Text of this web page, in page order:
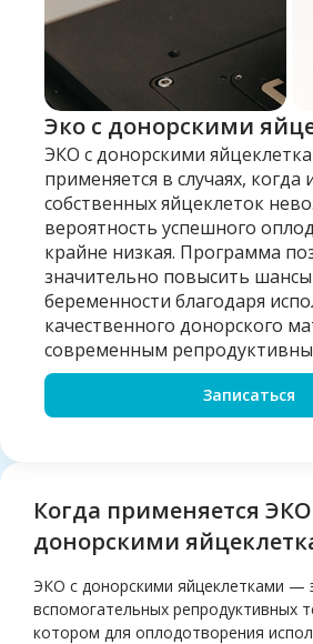
Эко с донорскими
ЭКО с донорскими
применяется в случаях, когда
собственных яйцеклеток
вероятность успешного
крайне низкая. Программа
значительно повысить шансы
беременности благодаря
качественного донорского
современным
Записаться
Когда применяется ЭКО
донорскими
ЭКО с донорскими яйцеклетками —
вспомогательных репродуктивных
котором для оплодотворения